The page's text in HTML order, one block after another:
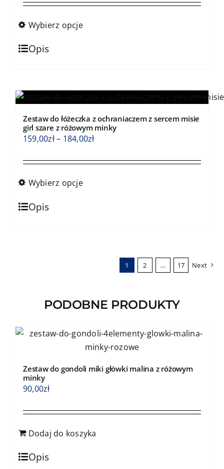
stronie
produktu
od
Wybierz opcje
Ten
produkt
wariantów.
można
wybrać
stronie
produktu
Opis
Zestaw do łóżeczka z ochraniaczem z sercem misie
girl szare z różowym minky
159,00zł– 184,00złZakres
od
Wybierz opcje
Ten
produkt
produktu
Opis
1 2 … 17 Next
PODOBNE PRODUKTY
Zestaw do gondoli miki główki malina z różowym
minky
90,00zł
Dodaj do koszyka
Opis